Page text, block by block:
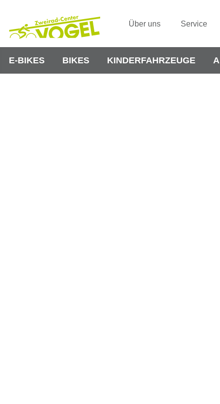
Über uns Service
E-BIKES BIKES KINDERFAHRZEUGE